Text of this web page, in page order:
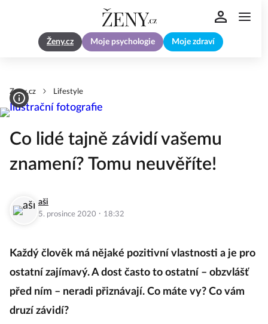
Ženy.cz Moje psychologie Moje zdraví
Zeny.cz Lifestyle
Co lidé tajně závidí vašemu
znamení? Tomu neuvěříte!
aši
5. prosince 2020 · 18:32
Každý člověk má nějaké pozitivní vlastnosti a je pro
ostatní zajímavý. A dost často to ostatní – obzvlášť
před ním – neradi přiznávají. Co máte vy? Co vám
druzí závidí?